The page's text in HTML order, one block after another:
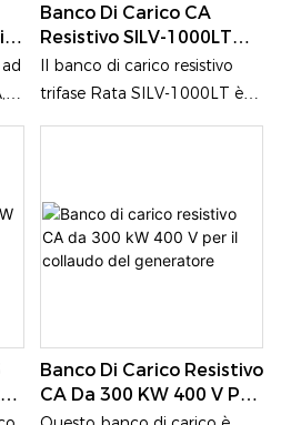
Banco Di Carico CA
Resistivo SILV-1000LT
Per Test Di Generatori O
Alimentatori
Il banco di carico resistivo
trifase Rata SILV-1000LT è
un dispositivo di simulazione
potenza ultraelevata di 1000
kW, un controllo a grana
grossa di 10 kW, una
protezione di sicurezza
multistrato, il tutto in un
design verticale compatto. È
Banco Di Carico Resistivo
CA Da 300 KW 400 V Per
Il Collaudo Del